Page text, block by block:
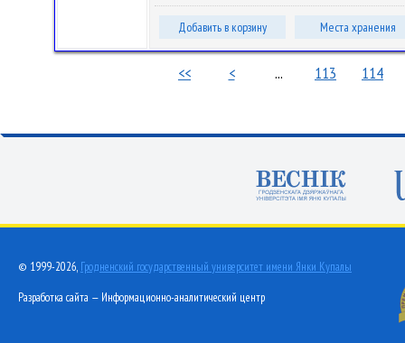
Добавить в корзину Места хранения
<< < ... 113 114
© 1999-2026, Гродненский государственный университет имени Янки Купалы
Разработка сайта — Информационно-аналитический центр